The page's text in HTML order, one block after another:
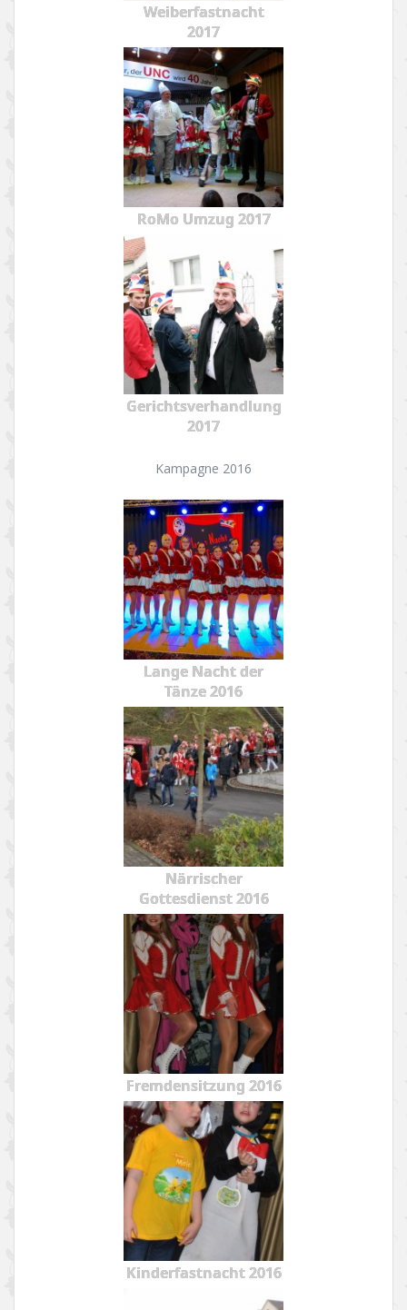
Weiberfastnacht
2017
RoMo Umzug 2017
Gerichtsverhandlung
2017
Kampagne 2016
Lange Nacht der
Tänze 2016
Närrischer
Gottesdienst 2016
Fremdensitzung 2016
Kinderfastnacht 2016